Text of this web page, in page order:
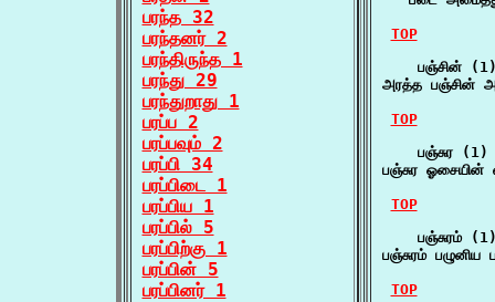
பரந்த 32
பரந்தனர் 2
பரந்திருந்த 1
பரந்து 29
பரந்துறாது 1
பரப்ப 2
பரப்பவும் 2
பரப்பி 34
பரப்பிடை 1
பரப்பிய 1
பரப்பில் 5
பரப்பிற்கு 1
பரப்பின் 5
பரப்பினர் 1
TOP
பஞ்சின்
அரத்த பஞ்சின்
TOP
    பஞ்சுர (1)
பஞ்சுர
TOP
பஞ்சுரம்
பஞ்சுரம்
TOP